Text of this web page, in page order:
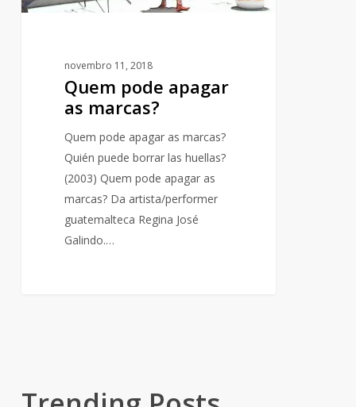
novembro 11, 2018
Quem pode apagar
as marcas?
Quem pode apagar as marcas?
Quién puede borrar las huellas?
(2003) Quem pode apagar as
marcas? Da artista/performer
guatemalteca Regina José
Galindo.…